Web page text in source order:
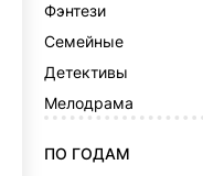
Фэнтези
Семейные
Детективы
Мелодрама
ПО ГОДАМ